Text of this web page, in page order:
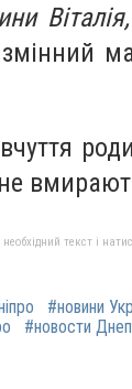
текст і
#новини
#новости